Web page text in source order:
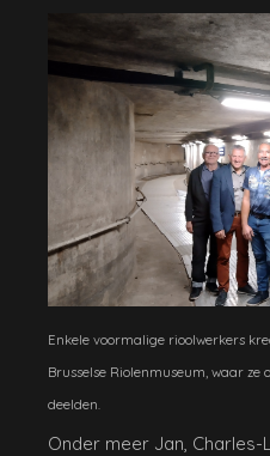
Enkele voormalige rioolwerkers
Brusselse Riolenmuseum, waar
deelden.
Onder meer Jan, Charles-